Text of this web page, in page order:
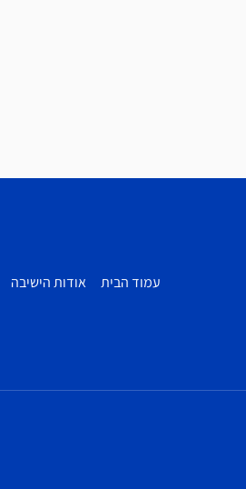
עמוד הבית אודות הישיבה